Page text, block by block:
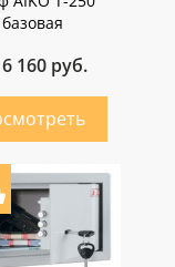
базовая
160 руб.